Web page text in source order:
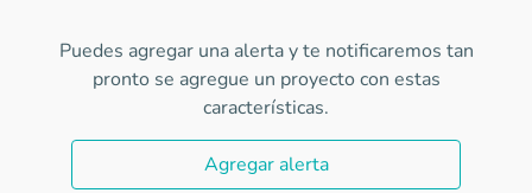
Puedes agregar una alerta y te notificaremos tan
pronto se agregue un proyecto con estas
características.
Agregar alerta